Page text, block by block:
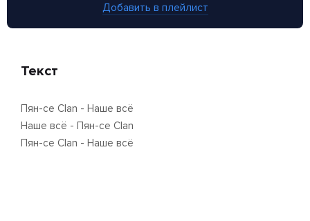
Добавить в плейлист
Текст
Пян-се Clan - Наше всё
Наше всё - Пян-се Clan
Пян-се Clan - Наше всё